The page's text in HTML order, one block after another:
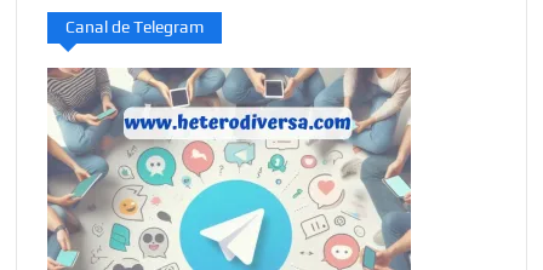
Canal de Telegram